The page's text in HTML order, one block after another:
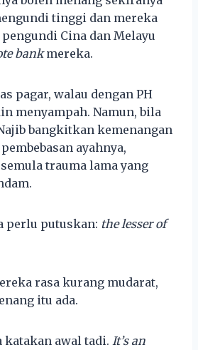
tinggi dan mereka
Cina dan Melayu
bankmereka.
pagar, walau dengan PH
menyampah. Namun, bila
bangkitkan kemenangan
ayahnya,
trauma lama yang
perlu putuskan: the lesser of
rasa kurang mudarat,
itu ada.
katakan awal tadi. It’s an